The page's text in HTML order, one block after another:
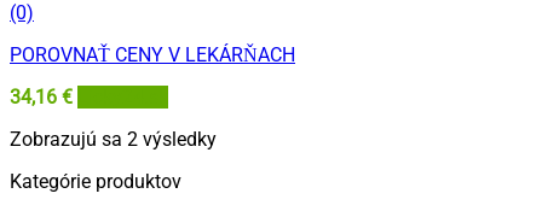
(0)
POROVNAŤ CENY V LEKÁRŇACH
34,16 €
Zobrazujú sa 2 výsledkyZoradené
Kategórie produktov